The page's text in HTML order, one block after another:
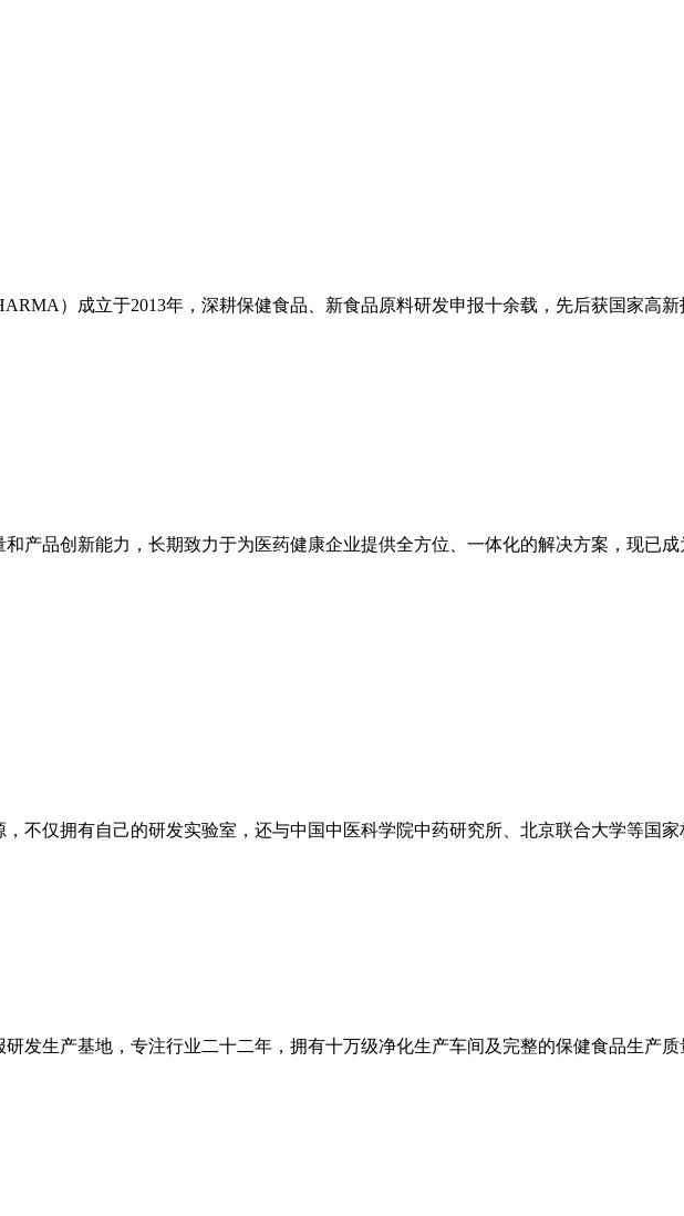
）成立于2013年，深耕保健食品、新食品原料研发申报十余载，先后获国家高
产品创新能力，长期致力于为医药健康企业提供全方位、一体化的解决方案，现已
不仅拥有自己的研发实验室，还与中国中医科学院中药研究所、北京联合大学等国
发生产基地，专注行业二十二年，拥有十万级净化生产车间及完整的保健食品生产